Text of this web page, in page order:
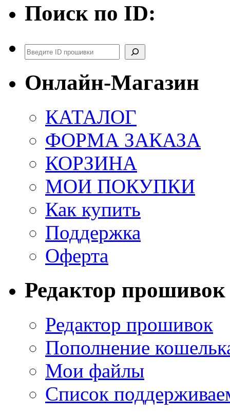
Поиск по ID:
Поиск
Онлайн-Магазин
КАТАЛОГ
ФОРМА ЗАКАЗА
КОРЗИНА
МОИ ПОКУПКИ
Как купить
Поддержка
Оферта
Редактор прошивок
Редактор прошивок
Пополнение
Мои файлы
Список